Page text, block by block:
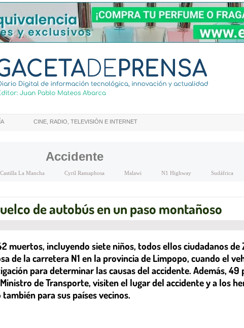
CINE, RADIO, TELEVISIÓN E INTERNET
Accidente
Castilla La Mancha Cyril Ramaphosa Malawi N1 Highway Sudáfrica
de autobús en un paso montañoso
muertos, incluyendo siete niños, todos ellos ciudadanos de
de la carretera N1 en la provincia de Limpopo, cuando el
para determinar las causas del accidente. Además,
de Transporte, visiten el lugar del accidente y a los
para sus países vecinos.